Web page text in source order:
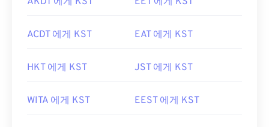
ACDT 에게 KST EAT 에게 KST
HKT 에게 KST JST 에게 KST
WITA 에게 KST EEST 에게 KST